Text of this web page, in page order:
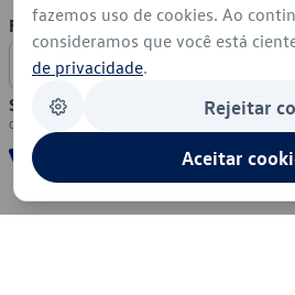
Formas de Pagamento
Segurança
fazemos uso de cookies. Ao
consideramos que você está
de privacidade.
Rejeitar
Aceitar